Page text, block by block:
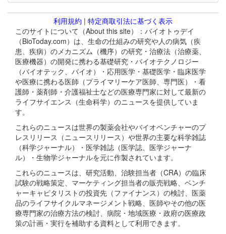
利用規約 | 特定商取引法に基づく表示
このサイトについて（About this site）：バイオトゥデイ
（BioToday.com）は、生命の仕組みの研究や人の病気（疾
患、疾病）のメカニズム（機序）の研究・治療法（治療薬、
医療機器）の開発に携わる基礎研究・バイオテクノロジー
（バイオテック、バイオ）・応用医学・基礎医学・臨床医学
や医療に携わる医師（プライマリーケア医師、専門医）・看
護師・薬剤師・介護福祉士などの医療専門家に対して最新の
ライフサイエンス（生命科学）のニュースを提供していま
す。
これらのニュースは世界の製薬会社やバイオベンチャーのプ
レスリリース（ニュースリリース）や世界の主要な科学雑誌
（科学ジャーナル）・医学雑誌（医学誌、医学ジャーナ
ル）・生物学ジャーナルを元に作製されています。
これらのニュースは、研究活動、治験担当者（CRA）の臨床
試験の戦略策定、マーケティング担当者の販売戦略、ベンチ
ャーキャピタリストの投資先（ファイナンス）の検討、医薬
品のライフサイクルマネージメント戦略、医師やその他の医
療専門家の治療方法の検討、病院・地域医療・政府の医療政
策の計画・実行を補助する資料として利用できます。